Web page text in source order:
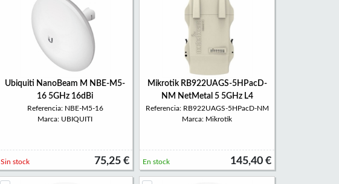
Ubiquiti NanoBeam M NBE-M5-
16 5GHz 16dBi
Referencia: NBE-M5-16
Marca: UBIQUITI
75,25 €
Sin stock
Mikrotik RB922UAGS-5HPacD-
NM NetMetal 5 5GHz L4
Referencia: RB922UAGS-5HPacD-NM
Marca: Mikrotik
145,40 €
En stock